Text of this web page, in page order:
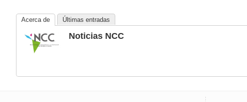
Acerca de Últimas entradas
Noticias NCC